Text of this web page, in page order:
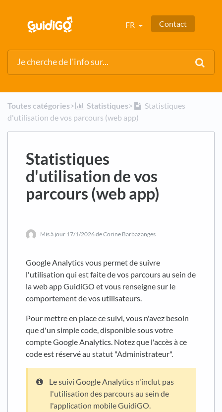
FR Contact
Toutes catégories​>​ ​Statistiques​>​
Statistiques
d'utilisation de vos parcours (web app)
Statistiques
d'utilisation de vos
parcours (web app)
Mis à jour 17/1/2026de Corine Barbazanges
Google Analytics vous permet de suivre
l'utilisation qui est faite de vos parcours au sein de
la web app GuidiGO et vous renseigne sur le
comportement de vos utilisateurs.
Pour mettre en place ce suivi, vous n'avez besoin
que d'un simple code, disponible sous votre
compte Google Analytics. Notez que l'accès à ce
code est réservé au statut "Administrateur".
Le suivi Google Analytics n'inclut pas
l'utilisation des parcours au sein de
l'application mobile GuidiGO.